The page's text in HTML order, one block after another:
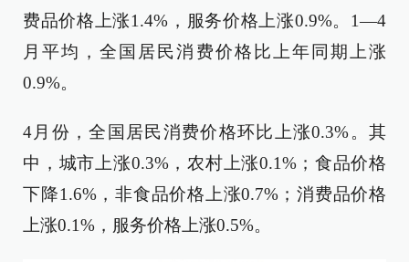
费品价格上涨1.4%，服务价格上涨0.9%。1—4
月平均，全国居民消费价格比上年同期上涨
0.9%。
4月份，全国居民消费价格环比上涨0.3%。其
中，城市上涨0.3%，农村上涨0.1%；食品价格
下降1.6%，非食品价格上涨0.7%；消费品价格
上涨0.1%，服务价格上涨0.5%。